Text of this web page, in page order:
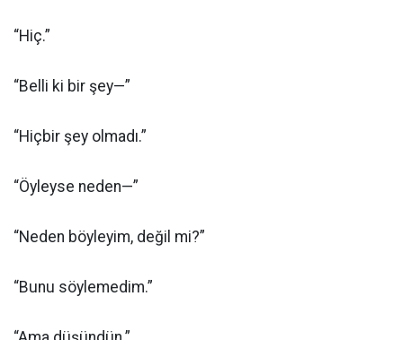
“Hiç.”
“Belli ki bir şey—”
“Hiçbir şey olmadı.”
“Öyleyse neden—”
“Neden böyleyim, değil mi?”
“Bunu söylemedim.”